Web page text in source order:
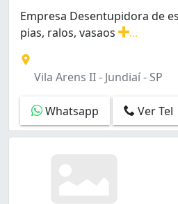
Empresa Desentupidora de
pias, ralos, vasaos
Vila Arens II - Jundiaí - SP
Whatsapp Ver Tel